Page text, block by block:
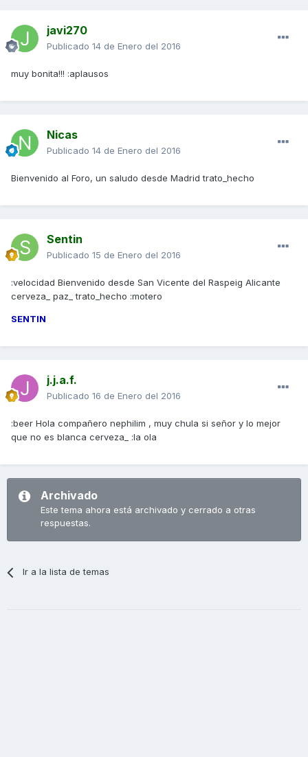
javi270
Publicado 14 de Enero del 2016
muy bonita!!! :aplausos
Nicas
Publicado 14 de Enero del 2016
Bienvenido al Foro, un saludo desde Madrid trato_hecho
Sentin
Publicado 15 de Enero del 2016
:velocidad Bienvenido desde San Vicente del Raspeig Alicante
cerveza_ paz_ trato_hecho :motero
SENTIN
j.j.a.f.
Publicado 16 de Enero del 2016
:beer Hola compañero nephilim , muy chula si señor y lo mejor
que no es blanca cerveza_ :la ola
Archivado
Este tema ahora está archivado y cerrado a otras
respuestas.
Ir a la lista de temas